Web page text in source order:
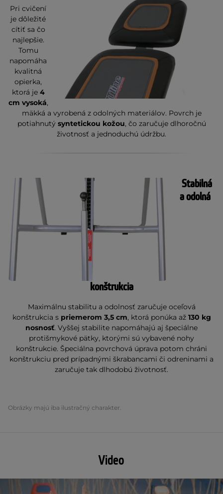
Pri cvičení
je dôležité
cítiť sa čo
najlepšie.
Tomu
napomáha
kvalitná
opierka,
ktorá je 4
cm vysoká,
mäkká a vyrobená z odolných materiálov. Povrch je
potiahnutý syntetickou kožou, čo zaručuje dlhoročnú
životnosť a jednoduchú údržbu.
Stabilná
a odolná
konštrukcia
Maximálnu stabilitu a odolnosť zaručuje oceľová
konštrukcia s priemerom 3,5 cm, ktorá ponúka až 130 kg
nosnosť. Vyššej stabilite napomáhajú aj špeciálne
protišmykové pätky, ktorými sú vybavené nohy
konštrukcie. Špeciálna povrchová úprava potom chráni
konštrukciu pred prípadnými škrabancami či odreninami a
zaručuje tak dlhodobú životnosť.
Obrázky majú iba ilustračný charakter.
Video